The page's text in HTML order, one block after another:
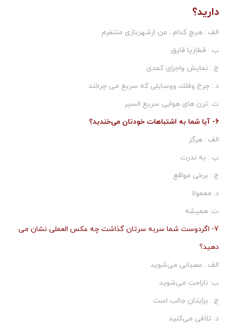
دارید؟
الف : هیچ كدام , من ازشهربازی متنفرم
ب : قطاریا قایق
ج : نمایش واجرای كمدی
د : چرخ وفلك ووسایلی كه سریع می چرخند
ت :ترن های هوایی سریع السیر
6- آیا شما به اشتباهات خودتان می‌خندید؟
الف : هرگز
ب : به ندرت
ج : برخی مواقع
د: معمولا
ت: همیشه
7- اگردوست شما سربه سرتان گذاشت چه عكس العملی نشان می
دهید؟
الف : عصبانی می‌شوید
ب: ناراحت می‌شوید
ج : برایتان جالب است
د: تلافی می‌كنید